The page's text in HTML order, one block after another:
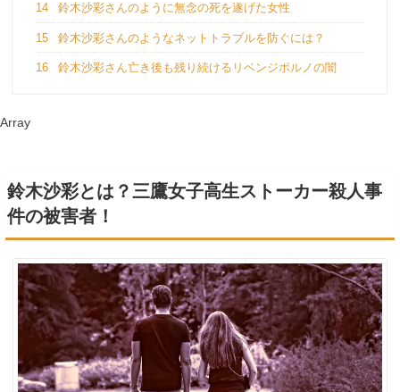
14 鈴木沙彩さんのように無念の死を遂げた女性
15 鈴木沙彩さんのようなネットトラブルを防ぐには？
16 鈴木沙彩さん亡き後も残り続けるリベンジポルノの闇
Array
鈴木沙彩とは？三鷹女子高生ストーカー殺人事
件の被害者！